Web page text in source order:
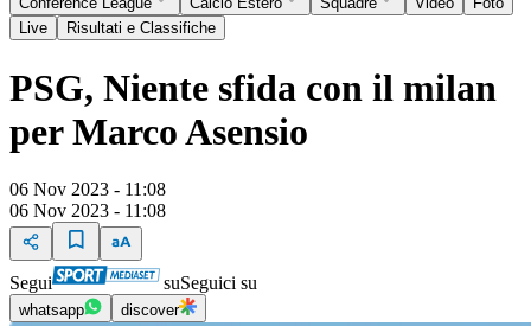
Live
Risultati e Classifiche
PSG, Niente sfida con il milan
per Marco Asensio
06 Nov 2023 - 11:08
06 Nov 2023 - 11:08
Segui suSeguici su
whatsapp discover